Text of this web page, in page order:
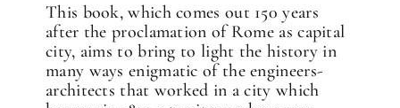
This book, which comes out 150 years
after the proclamation of Rome as capital
city, aims to bring to light the history in
many ways enigmatic of the engineers-
architects that worked in a city which